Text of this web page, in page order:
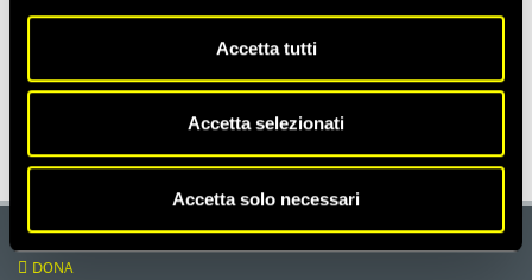
Accetta tutti
Accetta selezionati
Accetta solo necessari
DONA